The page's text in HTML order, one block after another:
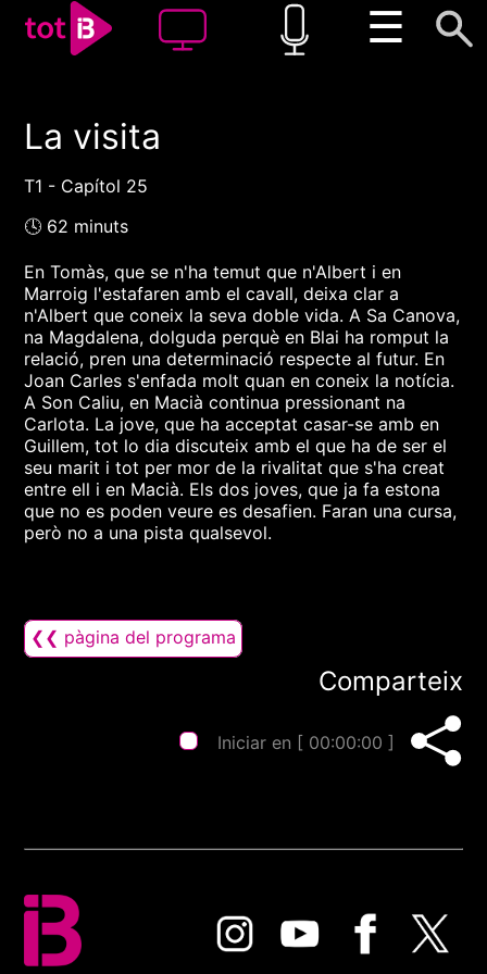
☰
00:00
La visita
T1 - Capítol 25
🕓 62 minuts
En Tomàs, que se n'ha temut que n'Albert i en
Marroig l'estafaren amb el cavall, deixa clar a
n'Albert que coneix la seva doble vida. A Sa Canova,
na Magdalena, dolguda perquè en Blai ha romput la
relació, pren una determinació respecte al futur. En
Joan Carles s'enfada molt quan en coneix la notícia.
A Son Caliu, en Macià continua pressionant na
Carlota. La jove, que ha acceptat casar-se amb en
Guillem, tot lo dia discuteix amb el que ha de ser el
seu marit i tot per mor de la rivalitat que s'ha creat
entre ell i en Macià. Els dos joves, que ja fa estona
que no es poden veure es desafien. Faran una cursa,
però no a una pista qualsevol.
❮❮ pàgina del programa
Comparteix
Iniciar en [ 00:00:00 ]